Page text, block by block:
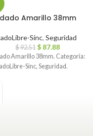
Amarillo 38mm
Sinc, Seguridad
$92.51 $ 87.88
Amarillo 38mm. Categoría:
Sinc, Seguridad.